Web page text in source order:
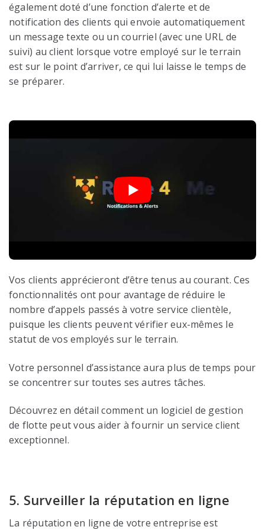
également doté d’une fonction d’alerte et de
notification des clients qui envoie automatiquement
un message texte ou un courriel (avec une URL de
suivi) au client lorsque votre employé sur le terrain
est sur le point d’arriver, ce qui lui laisse le temps de
se préparer.
Vos clients apprécieront d’être tenus au courant. Ces
fonctionnalités ont pour avantage de réduire le
nombre d’appels passés à votre service clientèle,
puisque les clients peuvent vérifier eux-mêmes le
statut de vos employés sur le terrain.
Votre personnel d’assistance aura plus de temps pour
se concentrer sur toutes ses autres tâches.
Découvrez en détail comment un logiciel de gestion
de flotte peut vous aider à fournir un service client
exceptionnel.
5. Surveiller la réputation en ligne
La réputation en ligne de votre entreprise est